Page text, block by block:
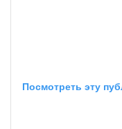
Посмотреть эту